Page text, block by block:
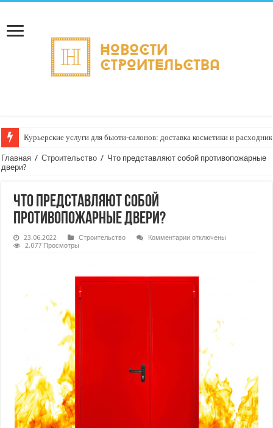
Курьерские услуги для бьюти‑салонов: доставка косметики и
Главная / Строительство / Что представляют собой противопожарные
двери?
Что представляют собой
противопожарные двери?
23.06.2022 Строительство Комментариик
противопожарные
двери?
отключены
2,077 Просмотры